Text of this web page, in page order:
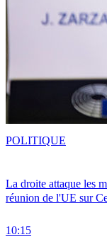
La droite attaque les
réunion de l'UE sur
10:15
POLITIQUE